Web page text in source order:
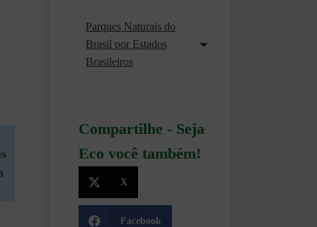
Parques Naturais do
Brasil por Estados
Brasileiros
Compartilhe - Seja
Eco você também!
X
Facebook